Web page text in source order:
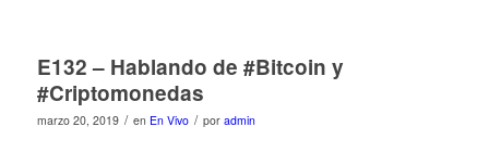
E132 – Hablando de #Bitcoin y
#Criptomonedas
marzo 20, 2019 / en En Vivo / por admin